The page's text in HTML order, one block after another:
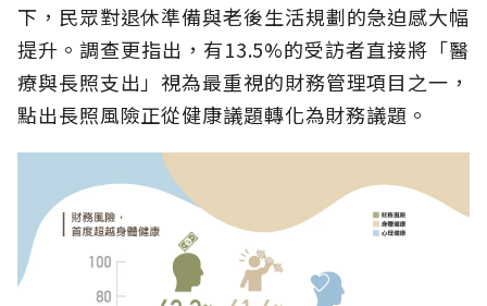
下，民眾對退休準備與老後生活規劃的急迫感大幅
提升。調查更指出，有13.5%的受訪者直接將「醫
療與長照支出」視為最重視的財務管理項目之一，
點出長照風險正從健康議題轉化為財務議題。